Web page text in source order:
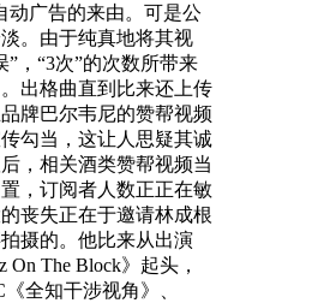
动广告的来由。可是公
。由于纯真地将其视
”，“3次”的次数所带来
出格曲直到比来还上传
牌巴尔韦尼的赞帮视频
勾当，这让人思疑其诚
，相关酒类赞帮视频当
，订阅者人数正正在敏
丧失正在于邀请林成根
摄的。他比来从出演
On The Block》起头，
全知干涉视角》、